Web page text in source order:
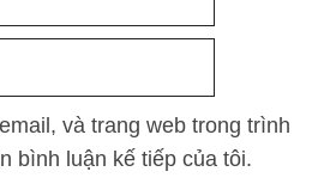
và trang web trong trình
bình luận kế tiếp của tôi.